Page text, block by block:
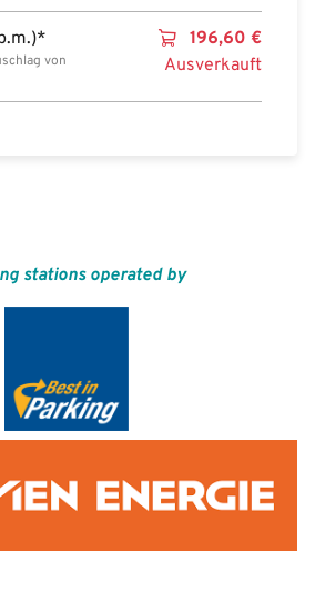
von
196,60 €
Ausverkauft
stations operated by